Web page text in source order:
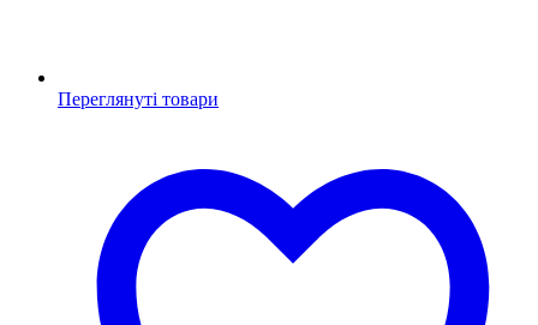
Переглянуті товари